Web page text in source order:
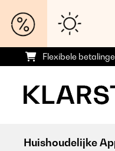
Flexibele
Huishoudelijke